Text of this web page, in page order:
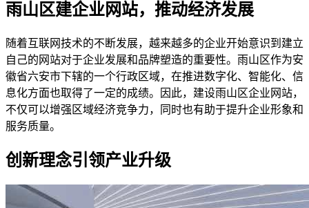
雨山区建企业网站，推动经济发展
随着互联网技术的不断发展，越来越多的企业开始意识到建立
自己的网站对于企业发展和品牌塑造的重要性。雨山区作为安
徽省六安市下辖的一个行政区域，在推进数字化、智能化、信
息化方面也取得了一定的成绩。因此，建设雨山区企业网站，
不仅可以增强区域经济竞争力，同时也有助于提升企业形象和
服务质量。
创新理念引领产业升级